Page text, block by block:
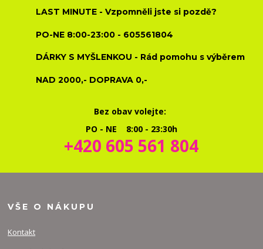
LAST MINUTE - Vzpomněli jste si pozdě?
PO-NE 8:00-23:00 - 605561804
DÁRKY S MYŠLENKOU - Rád pomohu s výběrem
NAD 2000,- DOPRAVA 0,-
Bez obav volejte:
PO - NE 8:00 - 23:30h
+420 605 561 804
VŠE O NÁKUPU
Kontakt